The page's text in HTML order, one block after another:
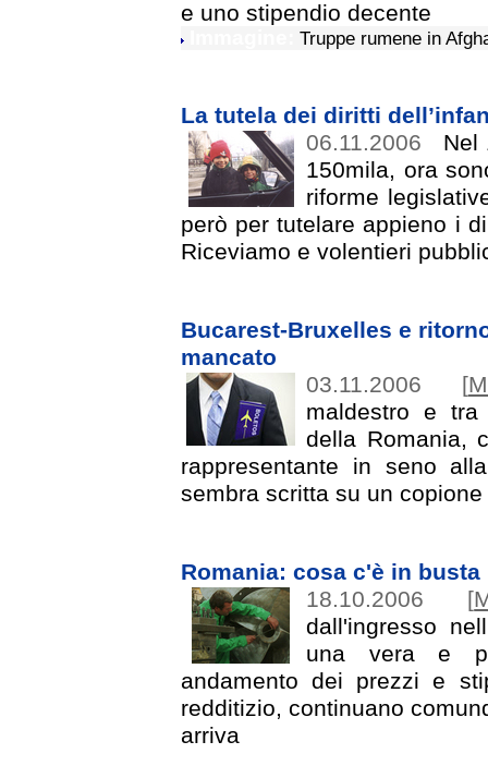
e uno stipendio decente
Immagine:Truppe rumene in
La tutela dei diritti
06.11.2006
Nel
150mila, ora
riforme
però per tutelare appieno i
Riceviamo e volentieri
Bucarest-Bruxelles e
mancato
03.11.2006
[
maldestro e tra
della Romania,
rappresentante in seno
sembra scritta su un
Romania: cosa c'è in busta
18.10.2006
[
dall'ingresso
una vera e
andamento dei prezzi e
redditizio, continuano
arriva